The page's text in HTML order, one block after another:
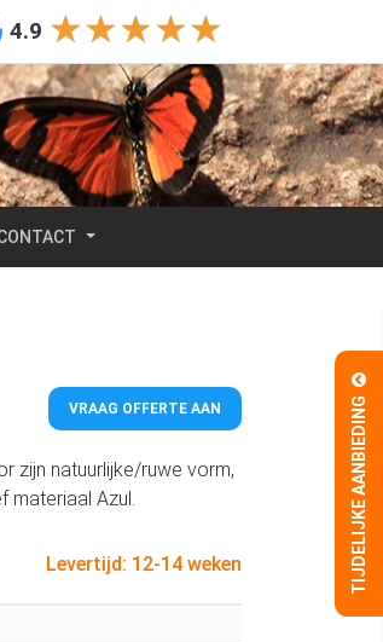
4.9 ★★★★★
★★★★★
zijn natuurlijke/ruwe vorm,
Azul.
VRAAG OFFERTE AAN
Levertijd: 12-14 weken TIJDELIJKE AANBIEDING